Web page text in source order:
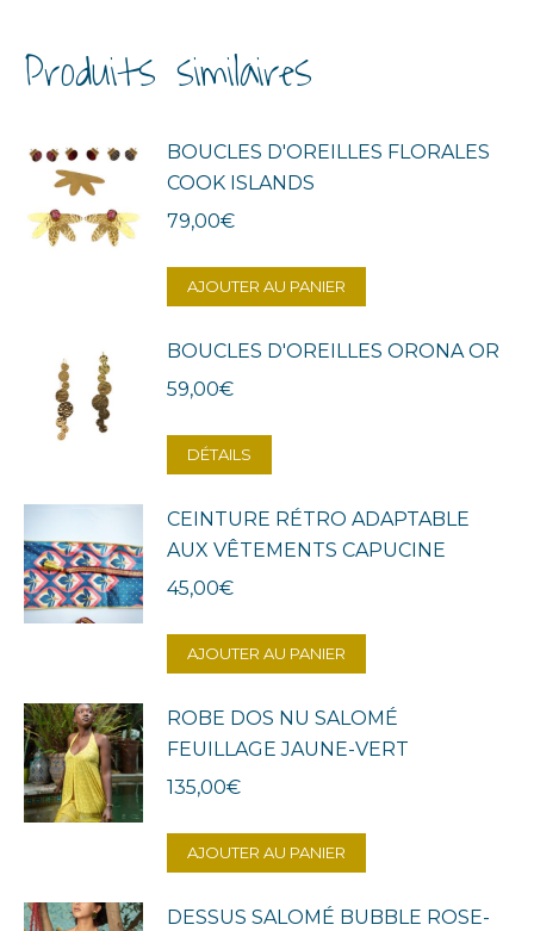
Produits similaires
BOUCLES D'OREILLES FLORALES
COOK ISLANDS
79,00€
AJOUTER AU PANIER
BOUCLES D'OREILLES ORONA OR
59,00€
DÉTAILS
CEINTURE RÉTRO ADAPTABLE
AUX VÊTEMENTS CAPUCINE
45,00€
AJOUTER AU PANIER
ROBE DOS NU SALOMÉ
FEUILLAGE JAUNE-VERT
135,00€
AJOUTER AU PANIER
DESSUS SALOMÉ BUBBLE ROSE-